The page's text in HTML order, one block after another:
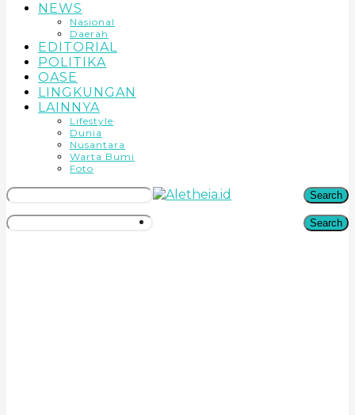
NEWS
Nasional
Daerah
EDITORIAL
POLITIKA
OASE
LINGKUNGAN
LAINNYA
Lifestyle
Dunia
Nusantara
Warta Bumi
Foto
Search
Search